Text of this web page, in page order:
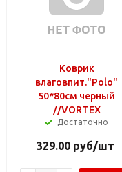
Коврик
влаговпит."Polo"
50*80см черный
//VORTEX
Достаточно
329.00руб/шт